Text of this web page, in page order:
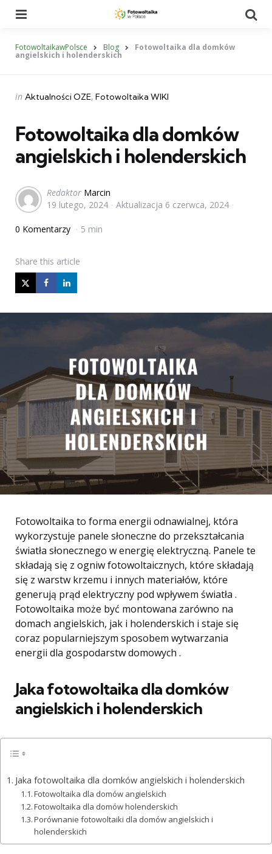
FotowoltaikawPolsce Blog Fotowoltaika dla domków
angielskich i holenderskich
Categories
Posted
in Aktualności OZE Fotowoltaika WIKI
Fotowoltaika dla domków
angielskich i holenderskich
Posted
by
Redaktor Marcin
19 lutego, 2024
Aktualizacja 6 czerwca, 2024
0 Komentarzy 5 min
Share this article
Fotowoltaika to forma energii odnawialnej, która
wykorzystuje panele słoneczne do przekształcania
światła słonecznego w energię elektryczną. Panele te
składają się z ogniw fotowoltaicznych, które składają
się z warstw krzemu i innych materiałów, które
generują prąd elektryczny pod wpływem światła .
Fotowoltaika może być montowana zarówno na
domach angielskich, jak i holenderskich i staje się
coraz popularniejszym sposobem wytwarzania
energii dla gospodarstw domowych .
Jaka fotowoltaika dla domków
angielskich i holenderskich
Jaka fotowoltaika dla domków angielskich i holenderskich
Fotowoltaika dla domów angielskich
Fotowoltaika dla domów holenderskich
Porównanie fotowoltaiki dla domów angielskich i
holenderskich